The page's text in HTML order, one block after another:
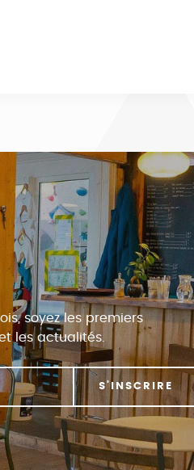
soyez les premiers
les actualités.
S'INSCRIRE